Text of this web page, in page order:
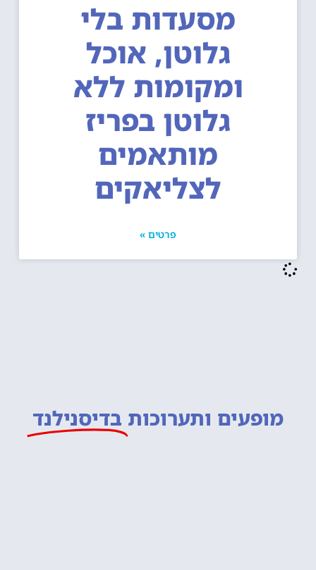
מסעדות בלי
גלוטן, אוכל
ומקומות ללא
גלוטן בפריז
מותאמים
לצליאקים
פרטים »
מופעים ותערוכות בדיסנילנד